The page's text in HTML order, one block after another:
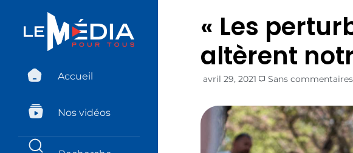
Accueil
Nos vidéos
« Les
altèrent
avril 29, 2021 Sans commentaires